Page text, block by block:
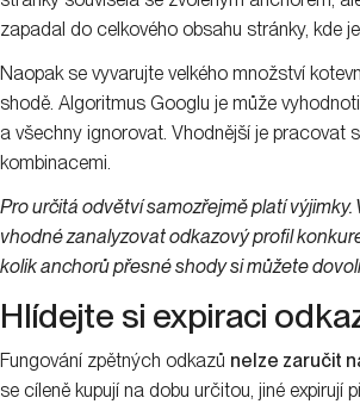
zapadal do celkového obsahu stránky, kde
Naopak se vyvarujte velkého množství
shodě. Algoritmus Googlu je může
a všechny ignorovat. Vhodnější je pracovat
kombinacemi.
Pro určitá odvětví samozřejmě platí
vhodné zanalyzovat odkazový profil
kolik anchorů přesné shody si můžete
Hlídejte si expiraci
Fungování zpětných odkazů nelze zaručit
se cíleně kupují na dobu určitou, jiné expirují